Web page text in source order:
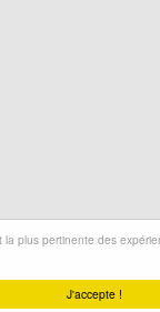
J'accepte !
plus pertinente des